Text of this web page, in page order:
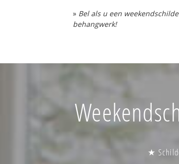
» Bel als u een
behangwerk!
★